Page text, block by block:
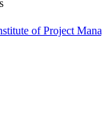
of Project